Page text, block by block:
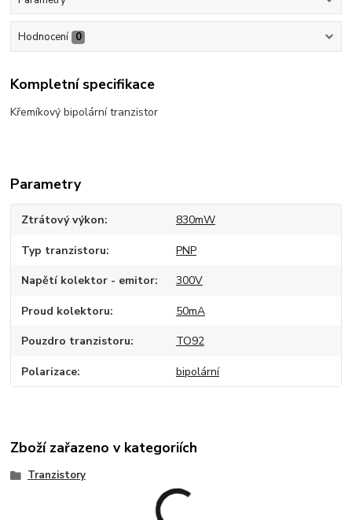
Hodnocení 0
Kompletní specifikace
Křemíkový bipolární tranzistor
Parametry
Ztrátový výkon 830mW
Typ tranzistoru PNP
Napětí kolektor - emitor 300V
Proud kolektoru 50mA
Pouzdro tranzistoru TO92
Polarizace bipolární
Zboží zařazeno v kategoriích
Tranzistory